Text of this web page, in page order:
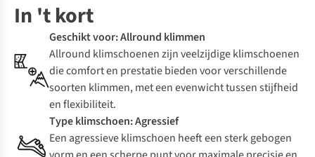
In 't kort
Geschikt voor: Allround klimmen
Allround klimschoenen zijn veelzijdige klimschoenen
die comfort en prestatie bieden voor verschillende
soorten klimmen, met een evenwicht tussen stijfheid
en flexibiliteit.
Type klimschoen: Agressief
Een agressieve klimschoen heeft een sterk gebogen